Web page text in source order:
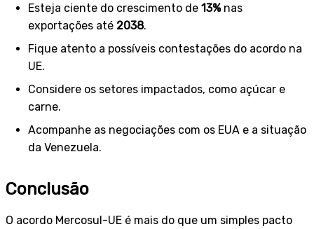
Esteja ciente do crescimento de 13%nas
exportações até 2038.
Fique atento a possíveis contestações do acordo na
UE.
Considere os setores impactados, como açúcar e
carne.
Acompanhe as negociações com os EUA e a situação
da Venezuela.
Conclusão
O acordo Mercosul-UE é mais do que um simples pacto